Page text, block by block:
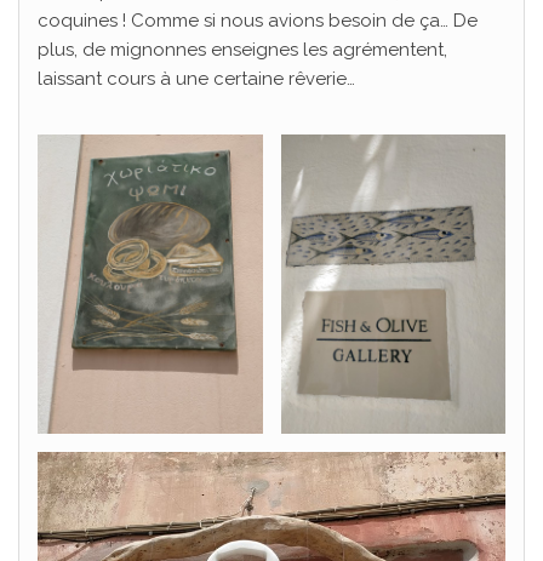
coquines ! Comme si nous avions besoin de ça… De
plus, de mignonnes enseignes les agrémentent,
laissant cours à une certaine rêverie…